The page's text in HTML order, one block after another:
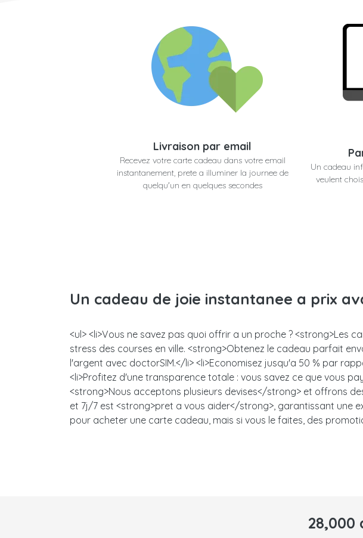
Livraison par email
Recevez votre carte cadeau dans votre email
instantanement, prete a illuminer la journee de
quelqu'un en quelques secondes
Un cadeau
veulent
Un cadeau de joie instantanee a prix
<ul> <li>Vous ne savez pas quoi offrir a un proche ? <strong>Les
stress des courses en ville. <strong>Obtenez le cadeau parfait
l'argent avec doctorSIM.</li> <li>Economisez jusqu'a 50 % par
<li>Profitez d'une transparence totale : vous savez ce que vous
<strong>Nous acceptons plusieurs devises</strong> et offrons
et 7j/7 est <strong>pret a vous aider</strong>, garantissant une
pour acheter une carte cadeau, mais si vous le faites, des
28,000